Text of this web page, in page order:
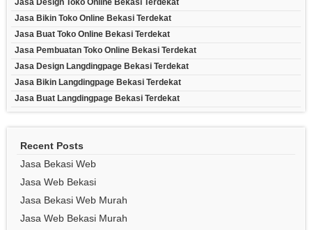
Jasa Design Toko Online Bekasi Terdekat
Jasa Bikin Toko Online Bekasi Terdekat
Jasa Buat Toko Online Bekasi Terdekat
Jasa Pembuatan Toko Online Bekasi Terdekat
Jasa Design Langdingpage Bekasi Terdekat
Jasa Bikin Langdingpage Bekasi Terdekat
Jasa Buat Langdingpage Bekasi Terdekat
Recent Posts
Jasa Bekasi Web
Jasa Web Bekasi
Jasa Bekasi Web Murah
Jasa Web Bekasi Murah